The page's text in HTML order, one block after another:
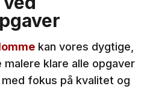
kan vores dygtige,
klare alle opgaver
fokus på kvalitet og